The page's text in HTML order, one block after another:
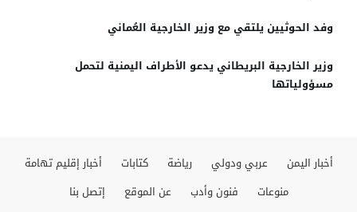
وفد الحوثيين يلتقي مع وزير الخارجية العُماني
وزير الخارجية البريطاني يدعو الأطراف اليمنية لتحمل
مسؤولياتها
أخبار اليمن عربي ودولي رياضة كتابات
أخبار إقليم تهامة
منوعات
فنون وأدب عن الموقع إتصل بنا